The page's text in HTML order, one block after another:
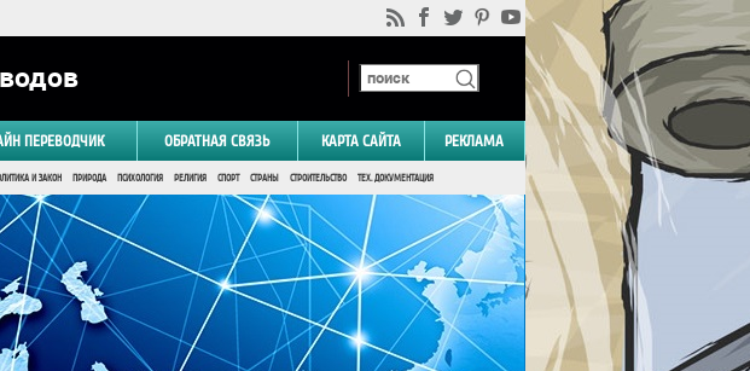
ПЕРЕВОДЧИК ОБРАТНАЯ СВЯЗЬ КАРТА САЙТА РЕКЛАМА
И ЗАКОН ПРИРОДА ПСИХОЛОГИЯ РЕЛИГИЯ СПОРТ СТРАНЫ СТРОИТЕЛЬСТВО ТЕХ. ДОКУМЕНТАЦИЯ